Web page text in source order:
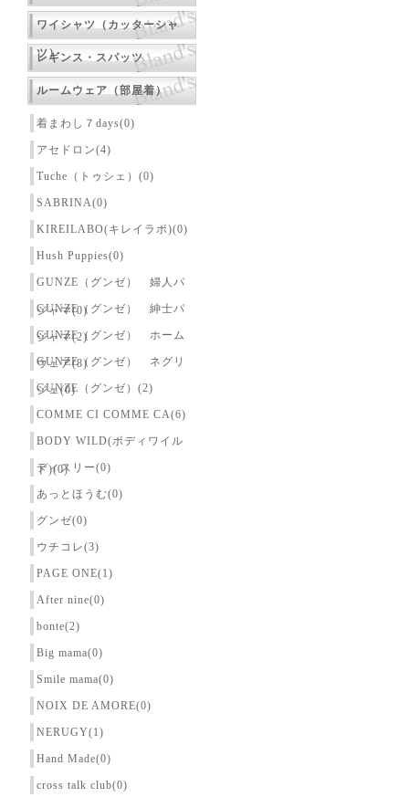
ワイシャツ（カッターシャ
ツ）
レギンス・スパッツ
ルームウェア（部屋着）
着まわし７days(0)
アセドロン(4)
Tuche（トゥシェ）(0)
SABRINA(0)
KIREILABO(キレイラボ)(0)
Hush Puppies(0)
GUNZE（グンゼ） 婦人パ
ジャマ(0)
GUNZE（グンゼ） 紳士パ
ジャマ(2)
GUNZE（グンゼ） ホーム
ウェア(8)
GUNZE（グンゼ） ネグリ
ジェ(0)
GUNZE（グンゼ）(2)
COMME CI COMME CA(6)
BODY WILD(ボディワイル
ド)(0)
ディスリー(0)
あっとほうむ(0)
グンゼ(0)
ウチコレ(3)
PAGE ONE(1)
After nine(0)
bonte(2)
Big mama(0)
Smile mama(0)
NOIX DE AMORE(0)
NERUGY(1)
Hand Made(0)
cross talk club(0)